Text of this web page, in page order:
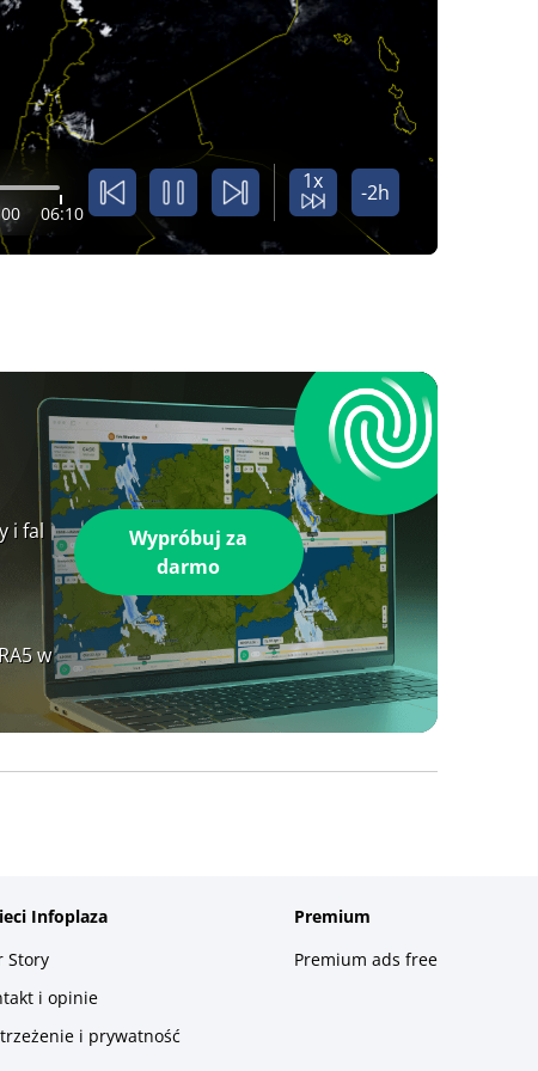
06:10
1x -2h
i fal
w
Wypróbuj za
darmo
Infoplaza
Story
i opinie
i prywatność
Premium
Premium ads free